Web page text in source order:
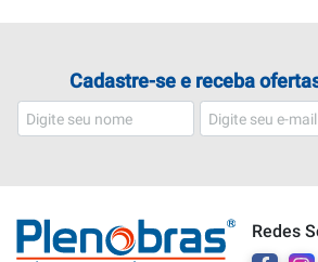
Cadastre-se e receba
Redes